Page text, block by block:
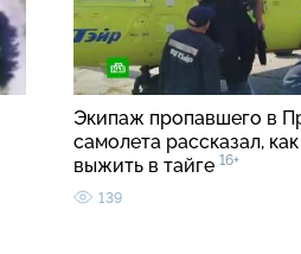
Экипаж пропавшего в
самолета рассказал,
выжить в тайге 16+
139